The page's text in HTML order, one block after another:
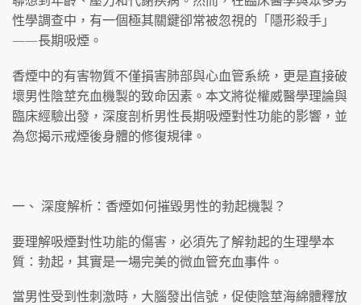
性學調查中，有一個極其關鍵卻常被忽視的「隱形殺手」
——長期吸煙。
香煙中的有害物質不僅損害肺部與心血管系統，更是直接破
壞男性陰莖充血機製的致命因素。本文將從權威醫學理論與
臨床經驗出發，深度剖析男性長期吸煙對性功能的影響，並
為您揭示戒煙後身體的修復規律。
一、 深度解析：香煙如何摧毀男性的勃起機製？
要理解吸煙對性功能的傷害，必須先了解勃起的生理學本
質：勃起，其實是一場完美的微血管充血事件。
當男性受到性刺激時，大腦發出信號，促使陰莖海綿體釋放